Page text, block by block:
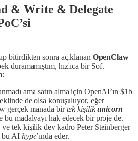
& Write & Delegate
bitirdikten sonra açıklanan OpenClaw
duramamıştım, hızlıca bir Soft
ama satın alma için OpenAI’ın $1b
de olsa konuşuluyor, eğer
gerçek manada birtek kişilikunicorn
bu madalyayı hak edecek bir proje de.
tek kişilik dev kadro Peter Steinberger
bu AI hype’ında eder.